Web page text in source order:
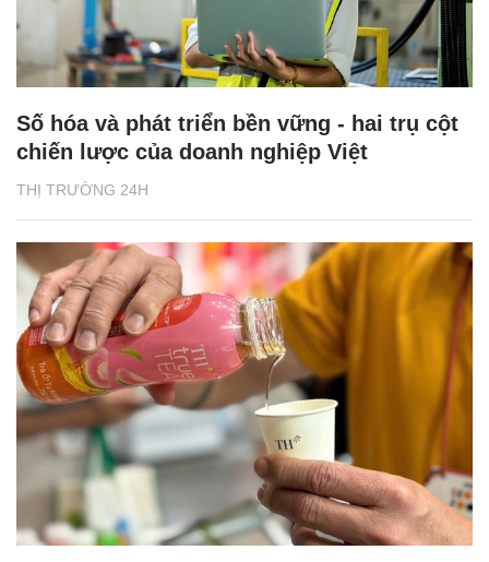
THỊ TRƯỜNG 24H
Số hóa và phát triển bền vững - hai trụ cột
chiến lược của doanh nghiệp Việt